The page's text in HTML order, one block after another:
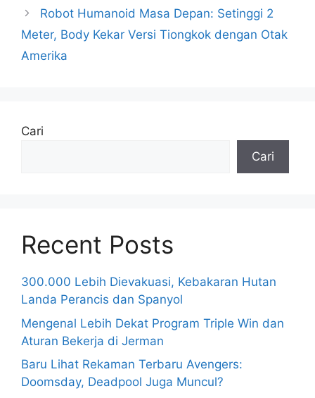
Robot Humanoid Masa Depan: Setinggi 2
Meter, Body Kekar Versi Tiongkok dengan Otak
Amerika
Cari
Cari
Recent Posts
300.000 Lebih Dievakuasi, Kebakaran Hutan
Landa Perancis dan Spanyol
Mengenal Lebih Dekat Program Triple Win dan
Aturan Bekerja di Jerman
Baru Lihat Rekaman Terbaru Avengers:
Doomsday, Deadpool Juga Muncul?